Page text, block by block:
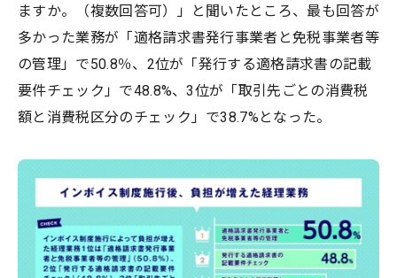
ますか。（複数回答可）」と聞いたところ、最も回答が
多かった業務が「適格請求書発行事業者と免税事業者等
の管理」で50.8％、2位が「発行する適格請求書の記載
要件チェック」で48.8%、3位が「取引先ごとの消費税
額と消費税区分のチェック」で38.7%となった。